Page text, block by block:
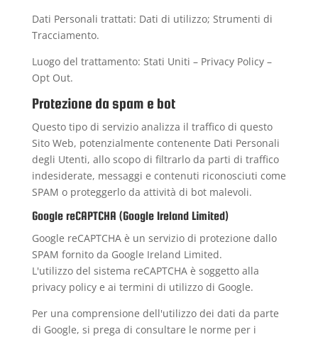
Dati Personali trattati: Dati di utilizzo; Strumenti di
Tracciamento.
Luogo del trattamento: Stati Uniti – Privacy Policy–
Opt Out.
Protezione da spam e bot
Questo tipo di servizio analizza il traffico di questo
Sito Web, potenzialmente contenente Dati Personali
degli Utenti, allo scopo di filtrarlo da parti di traffico
indesiderate, messaggi e contenuti riconosciuti come
SPAM o proteggerlo da attività di bot malevoli.
Google reCAPTCHA (Google Ireland Limited)
Google reCAPTCHA è un servizio di protezione dallo
SPAM fornito da Google Ireland Limited.
L'utilizzo del sistema reCAPTCHA è soggetto alla
privacy policye ai termini di utilizzodi Google.
Per una comprensione dell'utilizzo dei dati da parte
di Google, si prega di consultare le norme per i